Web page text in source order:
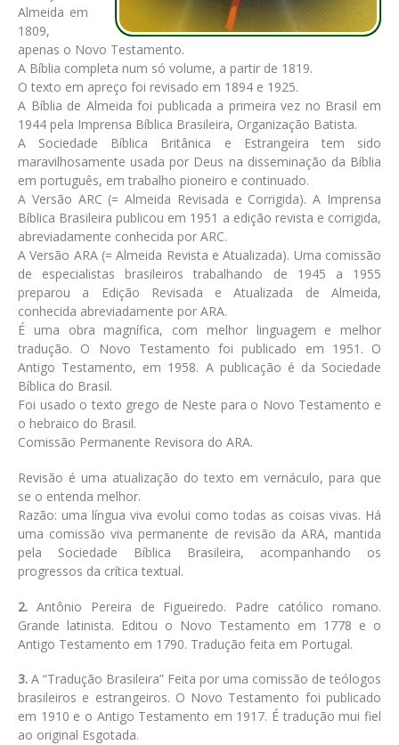
Almeida em
1809,
apenas o Novo Testamento.
A Bíblia completa num só volume, a partir de 1819.
O texto em apreço foi revisado em 1894 e 1925.
A Bíblia de Almeida foi publicada a primeira vez no Brasil em
1944 pela Imprensa Bíblica Brasileira, Organização Batista.
A Sociedade Bíblica Britânica e Estrangeira tem sido
maravilhosamente usada por Deus na disseminação da Bíblia
em português, em trabalho pioneiro e continuado.
A Versão ARC (= Almeida Revisada e Corrigida). A Imprensa
Bíblica Brasileira publicou em 1951 a edição revista e corrigida,
abreviadamente conhecida por ARC.
A Versão ARA (= Almeida Revista e Atualizada). Uma comissão
de especialistas brasileiros trabalhando de 1945 a 1955
preparou a Edição Revisada e Atualizada de Almeida,
conhecida abreviadamente por ARA.
É uma obra magnífica, com melhor linguagem e melhor
tradução. O Novo Testamento foi publicado em 1951. O
Antigo Testamento, em 1958. A publicação é da Sociedade
Bíblica do Brasil.
Foi usado o texto grego de Neste para o Novo Testamento e
o hebraico do Brasil.
Comissão Permanente Revisora do ARA.
Revisão é uma atualização do texto em vernáculo, para que
se o entenda melhor.
Razão: uma língua viva evolui como todas as coisas vivas. Há
uma comissão viva permanente de revisão da ARA, mantida
pela Sociedade Bíblica Brasileira, acompanhando os
progressos da crítica textual.
2. Antônio Pereira de Figueiredo. Padre católico romano.
Grande latinista. Editou o Novo Testamento em 1778 e o
Antigo Testamento em 1790. Tradução feita em Portugal.
3. A “Tradução Brasileira” Feita por uma comissão de teólogos
brasileiros e estrangeiros. O Novo Testamento foi publicado
em 1910 e o Antigo Testamento em 1917. É tradução mui fiel
ao original Esgotada.